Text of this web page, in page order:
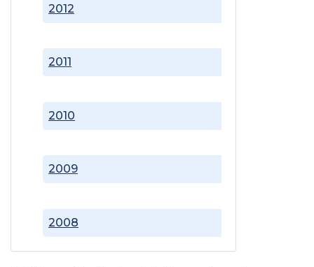
2008
2009
2010
2011
2012